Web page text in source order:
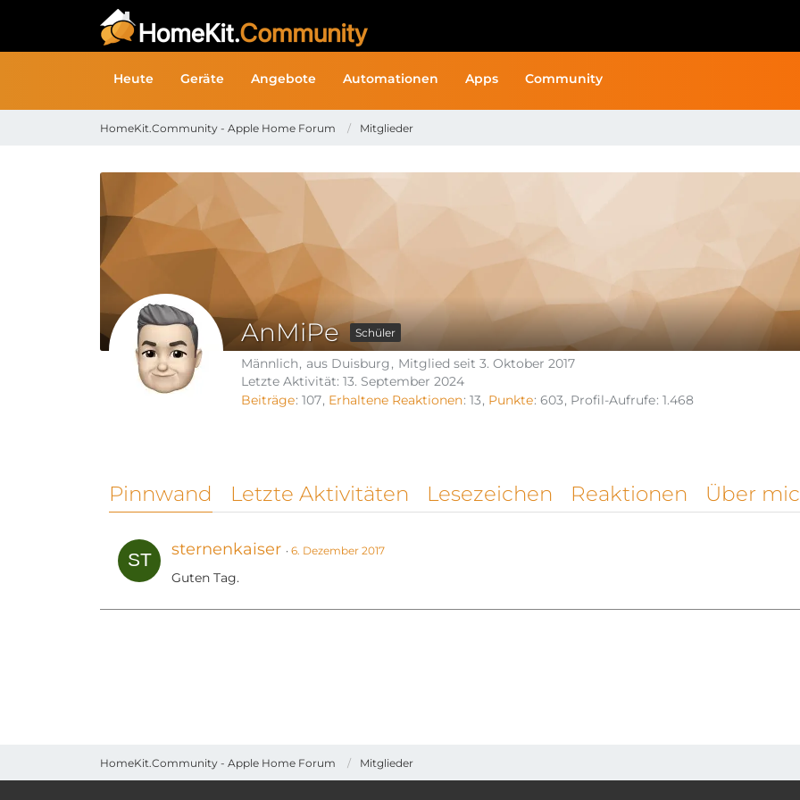
Heute Geräte Angebote Automationen Apps Community
HomeKit.Community - Apple Home Forum Mitglieder
HomeKit.Community - Apple Home Forum Mitglieder
AnMiPe Schüler
Männlich aus Duisburg
Mitglied seit 3. Oktober 2017
Letzte Aktivität: 13. September 2024
Beiträge 107 Erhaltene Reaktionen 13 Punkte 603 Profil-Aufrufe 1.468
Pinnwand Letzte Aktivitäten Lesezeichen Reaktionen Über
sternenkaiser 6. Dezember 2017
Guten Tag.